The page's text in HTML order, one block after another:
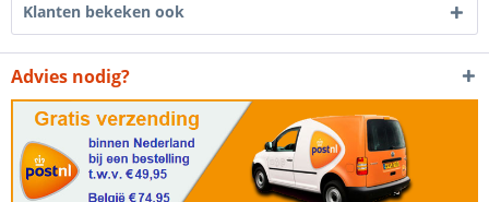
Klanten bekeken ook
Advies nodig?